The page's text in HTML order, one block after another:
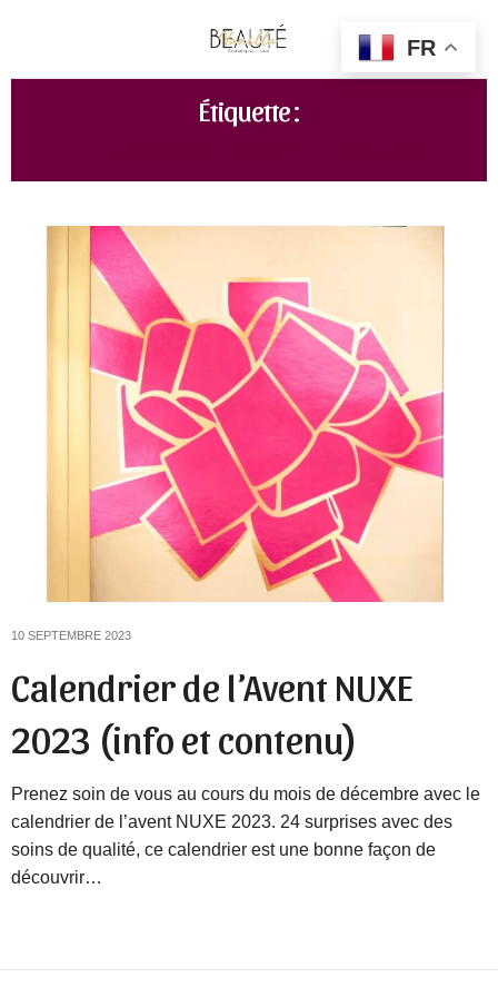
Étiquette :
10 SEPTEMBRE 2023
Calendrier de l’Avent NUXE
2023 (info et contenu)
Prenez soin de vous au cours du mois de décembre avec le
calendrier de l’avent NUXE 2023. 24 surprises avec des
soins de qualité, ce calendrier est une bonne façon de
découvrir…
FR